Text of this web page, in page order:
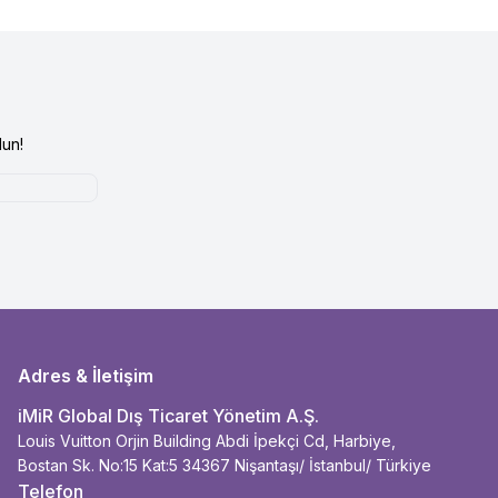
Adres & İletişim
iMiR Global Dış Ticaret Yönetim A.Ş.
Louis Vuitton Orjin Building Abdi İpekçi Cd, Harbiye,
Bostan Sk. No:15 Kat:5 34367 Nişantaşı/ İstanbul/ Türkiye
Telefon